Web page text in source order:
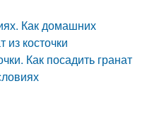
Как домашних
из косточки
Как посадить гранат